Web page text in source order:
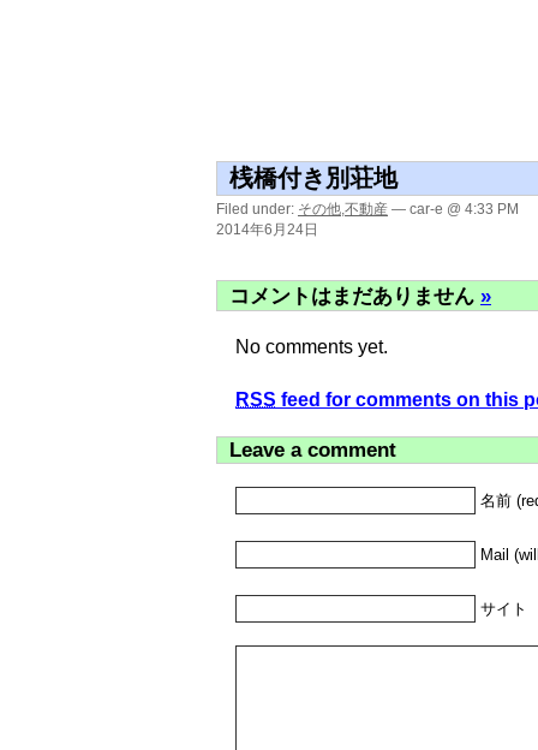
桟橋付き別荘地
Filed under: その他,不動産 — car-e @ 4:33 PM
2014年6月24日
コメントはまだありません »
No comments yet.
RSS feed for comments on this
Leave a comment
名前
Mail
サイト